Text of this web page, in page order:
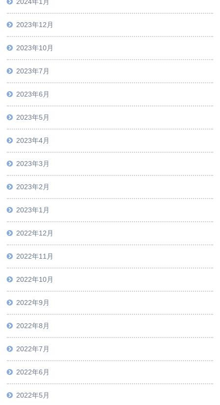
2023年12月
2023年10月
2023年7月
2023年6月
2023年5月
2023年4月
2023年3月
2023年2月
2023年1月
2022年12月
2022年11月
2022年10月
2022年9月
2022年8月
2022年7月
2022年6月
2022年5月